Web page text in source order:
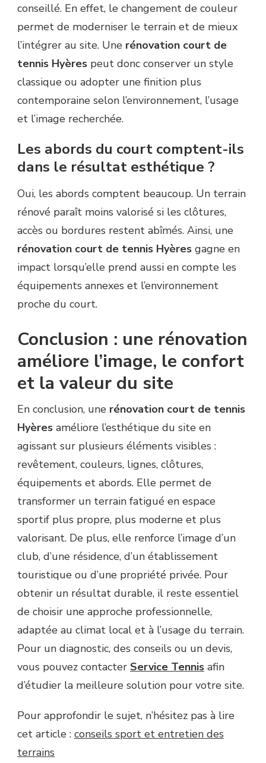
conseillé. En effet, le changement de couleur
permet de moderniser le terrain et de mieux
l’intégrer au site. Une rénovation court de
tennis Hyères peut donc conserver un style
classique ou adopter une finition plus
contemporaine selon l’environnement, l’usage
et l’image recherchée.
Les abords du court comptent-ils
dans le résultat esthétique ?
Oui, les abords comptent beaucoup. Un terrain
rénové paraît moins valorisé si les clôtures,
accès ou bordures restent abîmés. Ainsi, une
rénovation court de tennis Hyères gagne en
impact lorsqu’elle prend aussi en compte les
équipements annexes et l’environnement
proche du court.
Conclusion : une rénovation
améliore l’image, le confort
et la valeur du site
En conclusion, une rénovation court de tennis
Hyères améliore l’esthétique du site en
agissant sur plusieurs éléments visibles :
revêtement, couleurs, lignes, clôtures,
équipements et abords. Elle permet de
transformer un terrain fatigué en espace
sportif plus propre, plus moderne et plus
valorisant. De plus, elle renforce l’image d’un
club, d’une résidence, d’un établissement
touristique ou d’une propriété privée. Pour
obtenir un résultat durable, il reste essentiel
de choisir une approche professionnelle,
adaptée au climat local et à l’usage du terrain.
Pour un diagnostic, des conseils ou un devis,
vous pouvez contacter Service Tennis afin
d’étudier la meilleure solution pour votre site.
Pour approfondir le sujet, n’hésitez pas à lire
cet article : conseils sport et entretien des
terrains